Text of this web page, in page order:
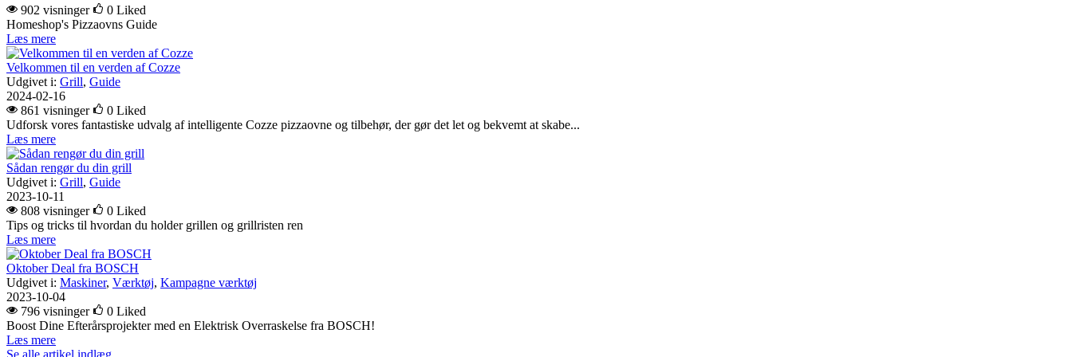
902 visninger
0 Liked
Homeshop's Pizzaovns Guide
Læs mere
Velkommen til en verden af Cozze
Udgivet i: Grill, Guide
2024-02-16
861 visninger
0 Liked
Udforsk vores fantastiske udvalg af intelligente Cozze pizzaovne og tilbehør, der gør det let og bekvemt at skabe...
Læs mere
Sådan rengør du din grill
Udgivet i: Grill, Guide
2023-10-11
808 visninger
0 Liked
Tips og tricks til hvordan du holder grillen og grillristen ren
Læs mere
Oktober Deal fra BOSCH
Udgivet i: Maskiner, Værktøj, Kampagne værktøj
2023-10-04
796 visninger
0 Liked
Boost Dine Efterårsprojekter med en Elektrisk Overraskelse fra BOSCH!
Læs mere
Se alle artikel indlæg